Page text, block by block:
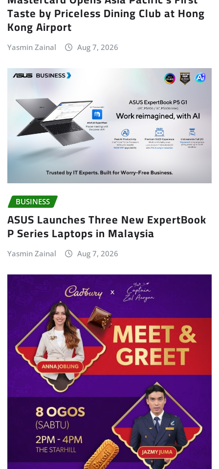
Taste by Priceless Dining Club at Hong
Kong Airport
Yasmin Zainal Aug 7, 2026
BUSINESS
ASUS Launches Three New ExpertBook
P Series Laptops in Malaysia
Yasmin Zainal Aug 7, 2026